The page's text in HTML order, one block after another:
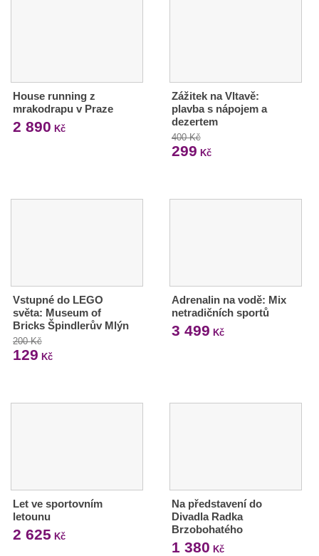
House running z
mrakodrapu v Praze
2 890 Kč
Zážitek na Vltavě:
plavba s nápojem a
dezertem
400 Kč
299 Kč
Vstupné do LEGO
světa: Museum of
Bricks Špindlerův Mlýn
200 Kč
129 Kč
Adrenalin na vodě: Mix
netradičních sportů
3 499 Kč
Let ve sportovním
letounu
2 625 Kč
Na představení do
Divadla Radka
Brzobohatého
1 380 Kč